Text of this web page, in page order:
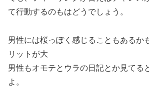
て行動するのもはどうでしょう。
男性には桜っぽく感じることもあるか
リットが大
男性もオモテとウラの日記とか見てる
よ。